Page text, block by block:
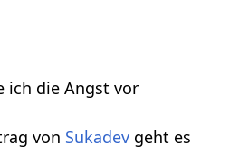
ich die Angst vor
von Sukadev geht es